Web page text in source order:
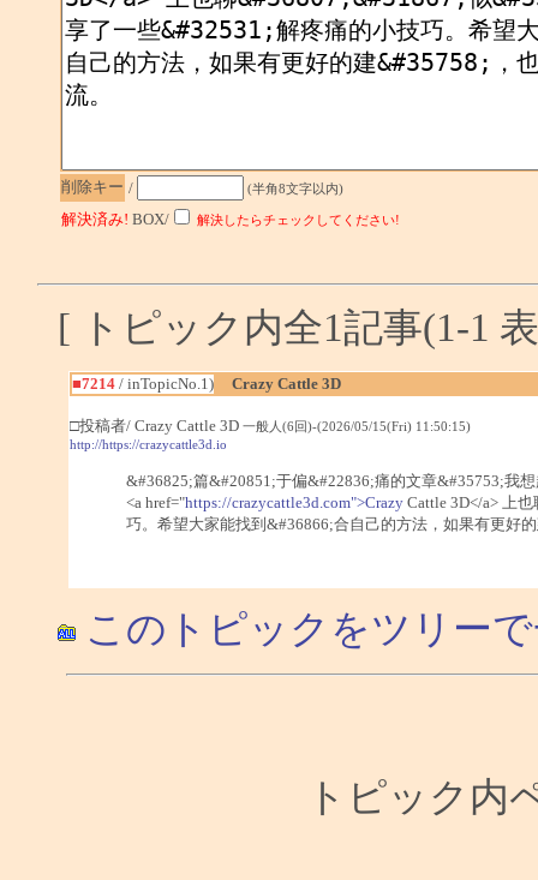
削除キー / (半角8文字以内)
解決済み! BOX/ 解決したらチェックしてください!
[ トピック内全1記事(1-1
■7214/ inTopicNo.1) Crazy Cattle 3D
□投稿者/ Crazy Cattle 3D 一般人(6回)-(2026/05/15(Fri) 11:50:15)
http://https://crazycattle3d.io
&#36825;篇&#20851;于偏&#22836;痛的文章&#35753;我
<a href="https://crazycattle3d.com">CrazyCattle 3D</a> 上
巧。希望大家能找到&#36866;合自己的方法，如果有更好
このトピックをツリー
トピック内